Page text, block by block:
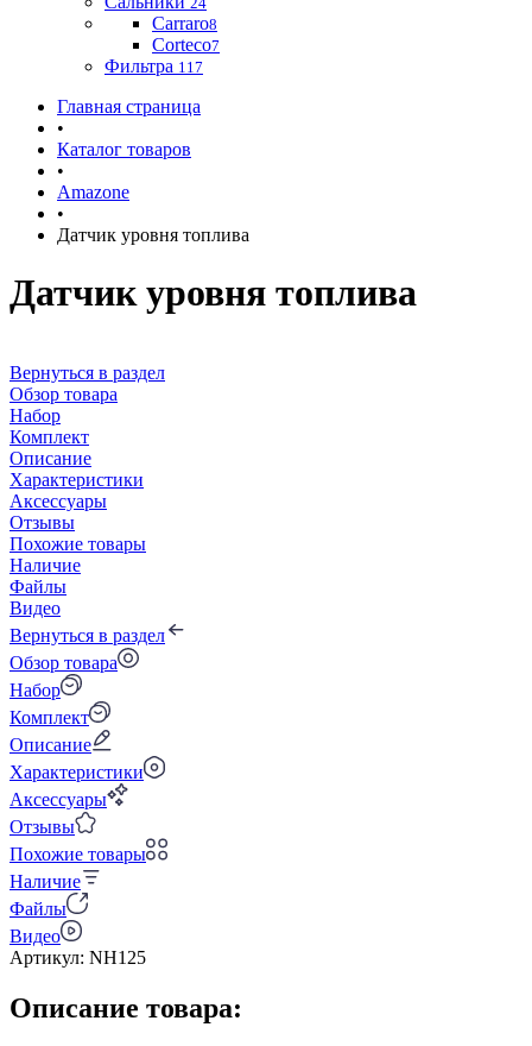
Carraro8
Corteco7
Фильтра 117
Главная страница
•
Каталог товаров
•
Amazone
•
Датчик уровня топлива
Датчик уровня топлива
Вернуться в раздел
Обзор товара
Набор
Комплект
Описание
Характеристики
Аксессуары
Отзывы
Похожие товары
Наличие
Файлы
Видео
Вернуться в раздел
Обзор товара
Набор
Комплект
Описание
Характеристики
Аксессуары
Отзывы
Похожие товары
Наличие
Файлы
Видео
Артикул: NH125
Описание товара: